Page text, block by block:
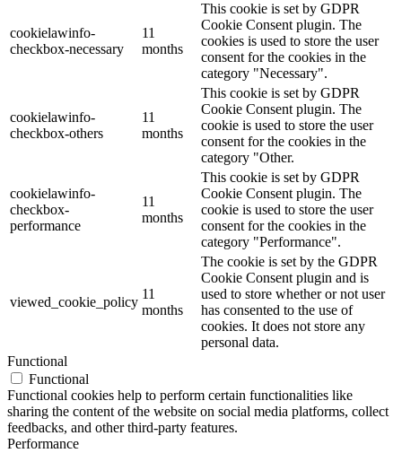
cookielawinfo-
checkbox-necessary
11
months
This cookie is set by GDPR
Cookie Consent plugin. The
cookies is used to store the user
consent for the cookies in the
category "Necessary".
cookielawinfo-
checkbox-others
11
months
This cookie is set by GDPR
Cookie Consent plugin. The
cookie is used to store the user
consent for the cookies in the
category "Other.
cookielawinfo-
checkbox-
performance
11
months
This cookie is set by GDPR
Cookie Consent plugin. The
cookie is used to store the user
consent for the cookies in the
category "Performance".
viewed_cookie_policy
11
months
The cookie is set by the GDPR
Cookie Consent plugin and is
used to store whether or not user
has consented to the use of
cookies. It does not store any
personal data.
Functional
Functional
Functional cookies help to perform certain functionalities like
sharing the content of the website on social media platforms, collect
feedbacks, and other third-party features.
Performance